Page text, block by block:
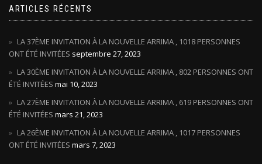
ARTICLES RÉCENTS
LA 37ÈME INVITATION À LA NOUVELLE ARRIMA , 1018 PERSONNES
ONT ÉTÉ INVITÉES septembre 27, 2023
LA 30ÈME INVITATION À LA NOUVELLE ARRIMA , 802 PERSONNES ONT
ÉTÉ INVITÉES mai 10, 2023
LA 27ÈME INVITATION À LA NOUVELLE ARRIMA , 619 PERSONNES ONT
ÉTÉ INVITÉES mars 21, 2023
LA 26ÈME INVITATION À LA NOUVELLE ARRIMA , 1017 PERSONNES
ONT ÉTÉ INVITÉES mars 7, 2023